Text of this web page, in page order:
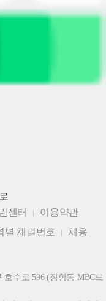
센터
이용약관
별 채널번호
채용
수로 596 (장항동 MBC드